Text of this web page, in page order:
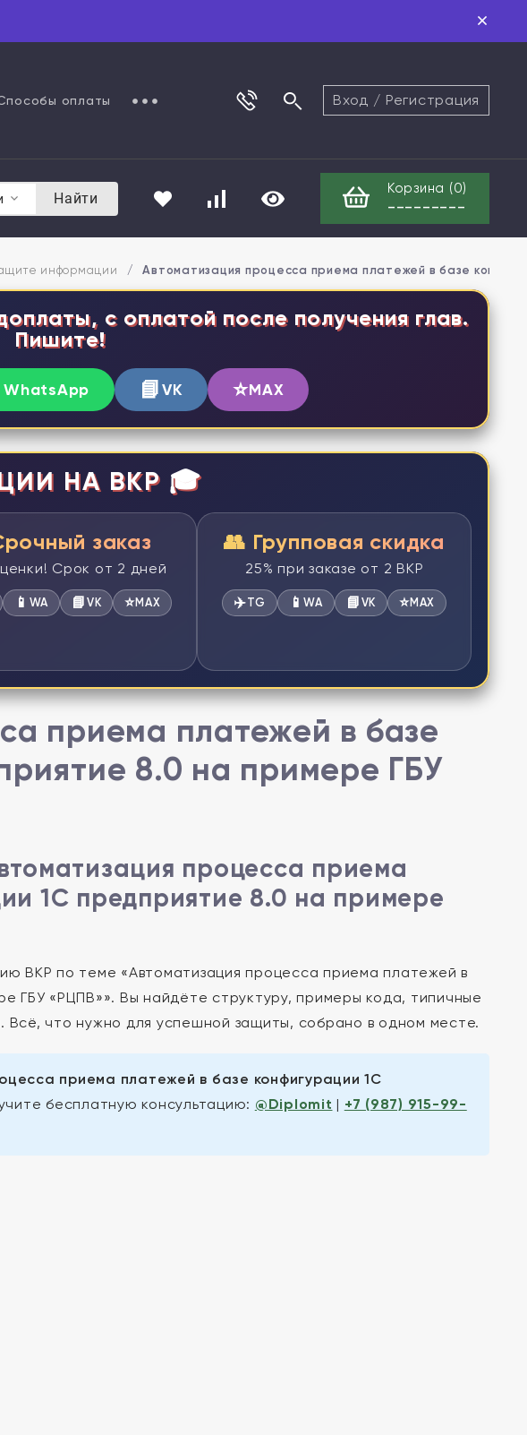
оплаты Вход / Регистрация
Найти
Корзина (0)
---------
информации / Автоматизация процесса приема платежей в базе
с оплатой после получения глав.
Пишите!
WhatsApp 📘VK ⭐MAX
НА ВКР 🎓
заказ
Срок от 2 дней
📱 WA 📘 VK ⭐MAX
👥 Групповая скидка
25% при заказе от 2 ВКР
✈️TG 📱WA 📘 VK ⭐MAX
приема платежей в базе
8.0 на примере ГБУ
процесса приема
1С предприятие 8.0 на примере
ВКР по теме «Автоматизация процесса приема платежей в
ГБУ «РЦПВ»». Вы найдёте структуру, примеры кода, типичные
что нужно для успешной защиты, собрано в одном месте.
приема платежей в базе конфигурации 1С
бесплатную консультацию: @Diplomit | +7 (987) 915-99-